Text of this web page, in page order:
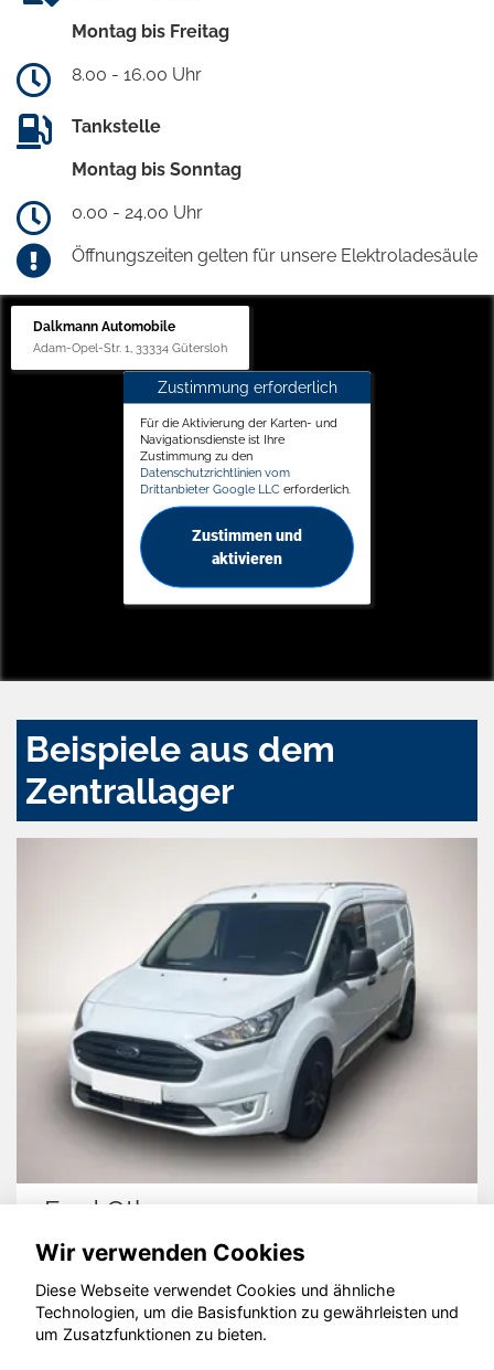
Montag bis Freitag
8.00 - 16.00 Uhr
Tankstelle
Montag bis Sonntag
0.00 - 24.00 Uhr
Öffnungszeiten gelten für unsere Elektroladesäule
Dalkmann Automobile
Adam-Opel-Str. 1, 33334 Gütersloh
Zustimmung erforderlich
Für die Aktivierung der Karten- und
Navigationsdienste ist Ihre
Zustimmung zu den
Datenschutzrichtlinien vom
Drittanbieter Google LLC erforderlich.
Zustimmen und
aktivieren
Beispiele aus dem
Zentrallager
Ford Other
© konjunkturmotor.de GmbH 2020 - 2026
Wir verwenden Cookies
Diese Webseite verwendet Cookies und ähnliche
Technologien, um die Basisfunktion zu gewährleisten und
um Zusatzfunktionen zu bieten.